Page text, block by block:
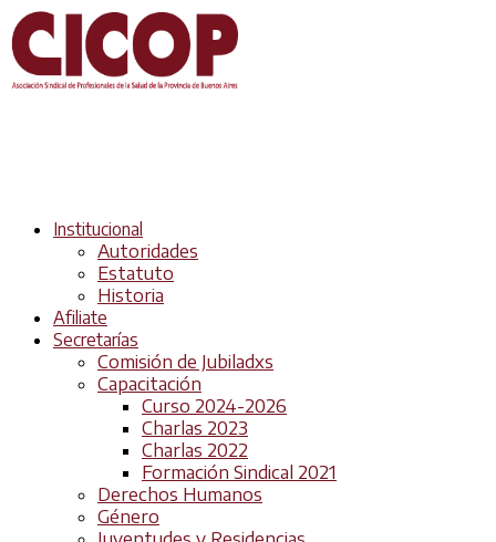
Institucional
Autoridades
Estatuto
Historia
Afiliate
Secretarías
Comisión de Jubiladxs
Capacitación
Curso 2024-2026
Charlas 2023
Charlas 2022
Formación Sindical 2021
Derechos Humanos
Género